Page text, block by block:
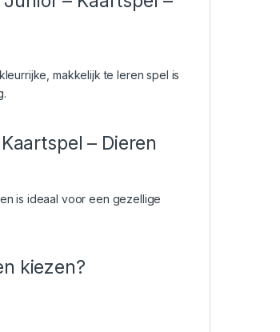
makkelijk te leren spel is
– Dieren
is ideaal voor een gezellige
kiezen?